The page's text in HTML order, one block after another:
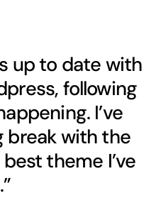
up to date with
following
I’ve
break with the
theme I’ve